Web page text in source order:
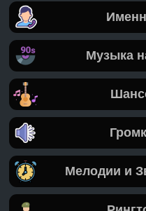
Музыка
Мелодии и